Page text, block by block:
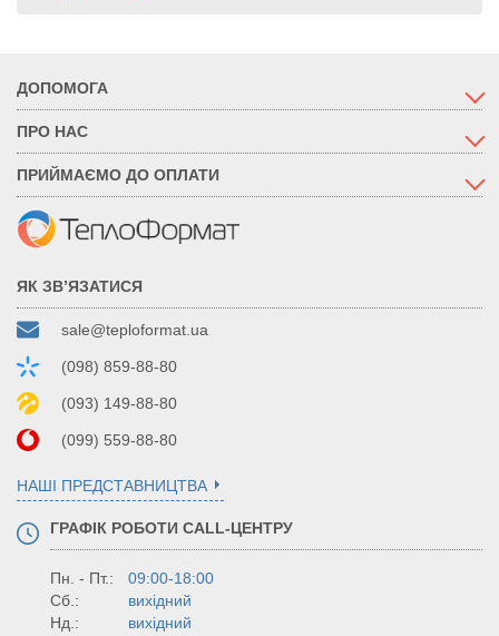
ДОПОМОГА
ПРО НАС
ПРИЙМАЄМО ДО ОПЛАТИ
ЯК ЗВ’ЯЗАТИСЯ
sale@teploformat.ua
(098) 859-88-80
(093) 149-88-80
(099) 559-88-80
НАШІ ПРЕДСТАВНИЦТВА
ГРАФІК РОБОТИ CALL-ЦЕНТРУ
Пн. - Пт.:
09:00-18:00
Сб.:
вихідний
Нд.:
вихідний